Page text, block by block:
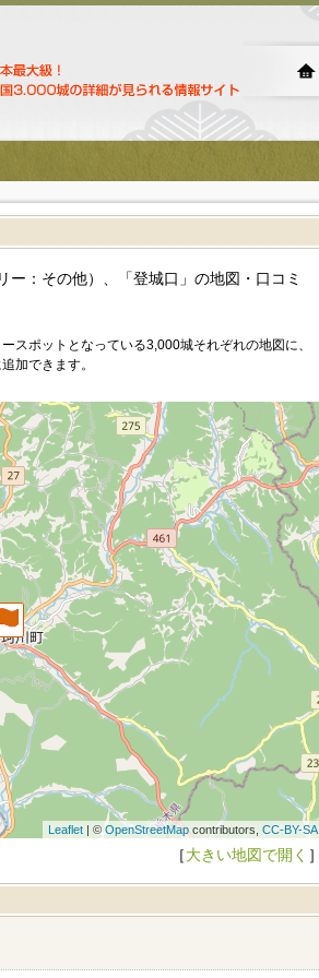
：その他）、「登城口」の地図・口コミ
スポットとなっている3,000城それぞれの地図に、
加できます。
Leaflet| © OpenStreetMapcontributors, CC-BY-SA
［大きい地図で開く ］